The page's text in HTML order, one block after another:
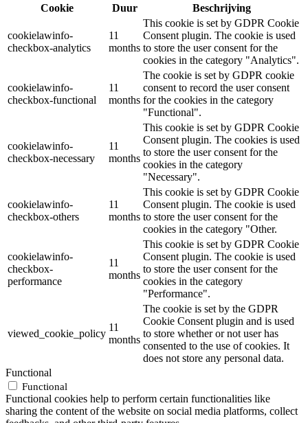
Cookie
Duur Beschrijving
cookielawinfo-
checkbox-analytics
11
months
This cookie is set by GDPR Cookie
Consent plugin. The cookie is used
to store the user consent for the
cookies in the category "Analytics".
cookielawinfo-
checkbox-functional
11
months
The cookie is set by GDPR cookie
consent to record the user consent
for the cookies in the category
"Functional".
cookielawinfo-
checkbox-necessary
11
months
This cookie is set by GDPR Cookie
Consent plugin. The cookies is used
to store the user consent for the
cookies in the category
"Necessary".
cookielawinfo-
checkbox-others
11
months
This cookie is set by GDPR Cookie
Consent plugin. The cookie is used
to store the user consent for the
cookies in the category "Other.
cookielawinfo-
checkbox-
performance
11
months
This cookie is set by GDPR Cookie
Consent plugin. The cookie is used
to store the user consent for the
cookies in the category
"Performance".
viewed_cookie_policy
11
months
The cookie is set by the GDPR
Cookie Consent plugin and is used
to store whether or not user has
consented to the use of cookies. It
does not store any personal data.
Functional
Functional
Functional cookies help to perform certain functionalities like
sharing the content of the website on social media platforms, collect